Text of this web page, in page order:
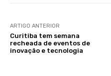
ARTIGO ANTERIOR
Curitiba tem semana
recheada de eventos de
inovação e tecnologia